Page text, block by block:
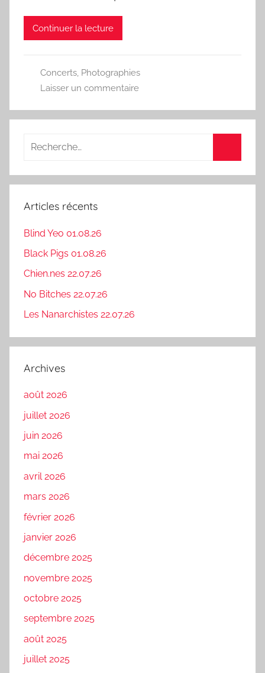
Continuer la lecture
Concerts, Photographies
Laisser un commentaire
Recherche
:
Articles récents
Blind Yeo 01.08.26
Black Pigs 01.08.26
Chien.nes 22.07.26
No Bitches 22.07.26
Les Nanarchistes 22.07.26
Archives
août 2026
juillet 2026
juin 2026
mai 2026
avril 2026
mars 2026
février 2026
janvier 2026
décembre 2025
novembre 2025
octobre 2025
septembre 2025
août 2025
juillet 2025